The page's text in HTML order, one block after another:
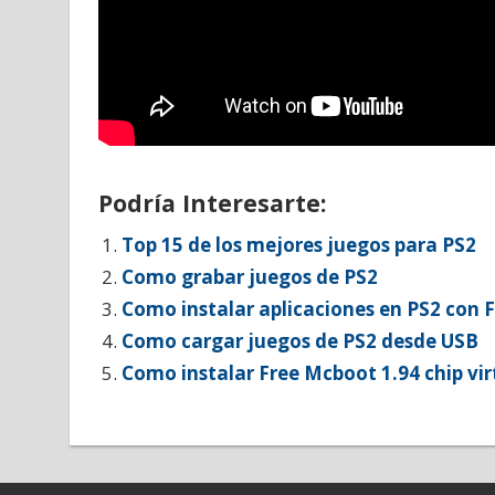
Podría Interesarte:
Top 15 de los mejores juegos para PS2
Como grabar juegos de PS2
Como instalar aplicaciones en PS2 con
Como cargar juegos de PS2 desde USB
Como instalar Free Mcboot 1.94 chip